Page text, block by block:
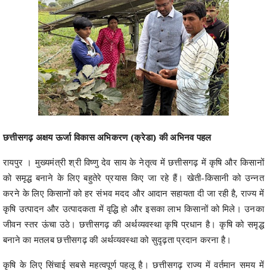
छत्तीसगढ़ अक्षय ऊर्जा विकास अभिकरण (क्रेडा) की अभिनव पहल
रायपुर । मुख्यमंत्री श्री विष्णु देव साय के नेतृत्व में छत्तीसगढ़ में कृषि और किसानों
को समृद्ध बनाने के लिए बहुतेरे प्रयास किए जा रहे हैं। खेती-किसानी को उन्नत
करने के लिए किसानों को हर संभव मदद और आदान सहायता दी जा रही है, राज्य में
कृषि उत्पादन और उत्पादकता में वृद्धि हो और इसका लाभ किसानों को मिले। उनका
जीवन स्तर ऊंचा उठे। छत्तीसगढ़ की अर्थव्यवस्था कृषि प्रधान है। कृषि को समृद्ध
बनाने का मतलब छत्तीसगढ़ की अर्थव्यवस्था को सुदृढ़ता प्रदान करना है।
कृषि के लिए सिंचाई सबसे महत्वपूर्ण पहलू है। छत्तीसगढ़ राज्य में वर्तमान समय में